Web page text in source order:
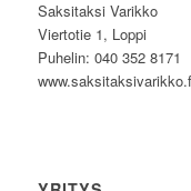
Saksitaksi Varikko
Viertotie 1, Loppi
Puhelin: 040 352 8171